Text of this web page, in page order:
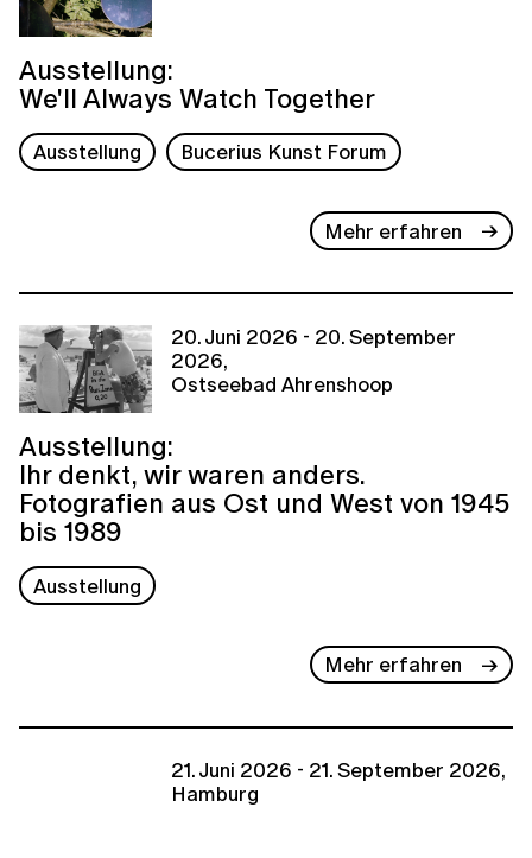
Ausstellung:
We'll Always Watch Together
Ausstellung Bucerius Kunst Forum
Mehr erfahren
20. Juni 2026 - 20. September
2026,
Ostseebad Ahrenshoop
Ausstellung:
Ihr denkt, wir waren anders.
Fotografien aus Ost und West von 1945
bis 1989
Ausstellung
Mehr erfahren
21. Juni 2026 - 21. September 2026,
Hamburg